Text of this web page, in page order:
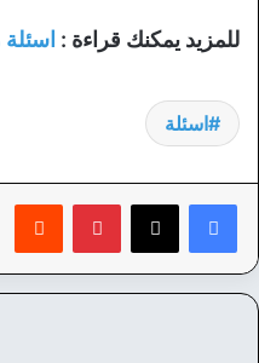
للمزيد يمكنك قراءة :
اسئلة
بينتيريست